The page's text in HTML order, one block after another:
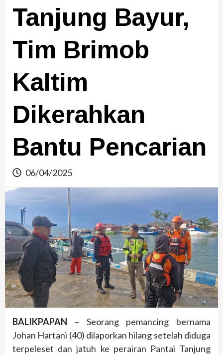
Tanjung Bayur,
Tim Brimob
Kaltim
Dikerahkan
Bantu Pencarian
06/04/2025
BALIKPAPAN – Seorang pemancing bernama
Johan Hartani (40) dilaporkan hilang setelah diduga
terpeleset dan jatuh ke perairan Pantai Tanjung